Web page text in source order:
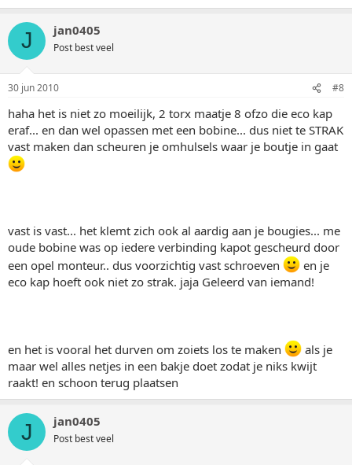
J jan0405
Post best veel
30 jun 2010 #8
haha het is niet zo moeilijk, 2 torx maatje 8 ofzo die eco kap
eraf... en dan wel opassen met een bobine... dus niet te STRAK
vast maken dan scheuren je omhulsels waar je boutje in gaat
vast is vast... het klemt zich ook al aardig aan je bougies... me
oude bobine was op iedere verbinding kapot gescheurd door
een opel monteur.. dus voorzichtig vast schroeven
en je
eco kap hoeft ook niet zo strak. jaja Geleerd van iemand!
en het is vooral het durven om zoiets los te maken
als je
maar wel alles netjes in een bakje doet zodat je niks kwijt
raakt! en schoon terug plaatsen
J jan0405
Post best veel